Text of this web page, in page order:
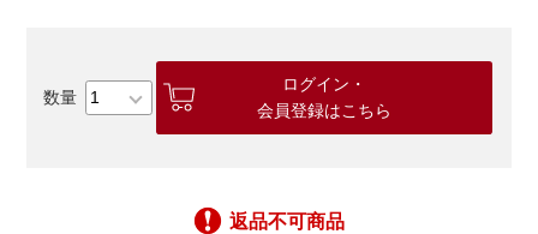
ログイン・
会員登録はこちら
返品不可商品